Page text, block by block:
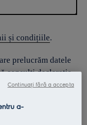
și condițiile.
prelucrăm datele
consulţi declaraţia
a-
Continuați fără a accepta